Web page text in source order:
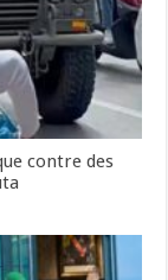
contre des